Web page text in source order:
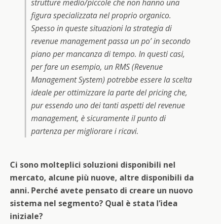
strutture medio/piccole che non hanno una
figura specializzata nel proprio organico.
Spesso in queste situazioni la strategia di
revenue management passa un po’ in secondo
piano per mancanza di tempo. In questi casi,
per fare un esempio, un RMS (Revenue
Management System) potrebbe essere la scelta
ideale per ottimizzare la parte del pricing che,
pur essendo uno dei tanti aspetti del revenue
management, è sicuramente il punto di
partenza per migliorare i ricavi.
Ci sono molteplici soluzioni disponibili nel
mercato, alcune più nuove, altre disponibili da
anni. Perché avete pensato di creare un nuovo
sistema nel segmento? Qual è stata l’idea
iniziale?